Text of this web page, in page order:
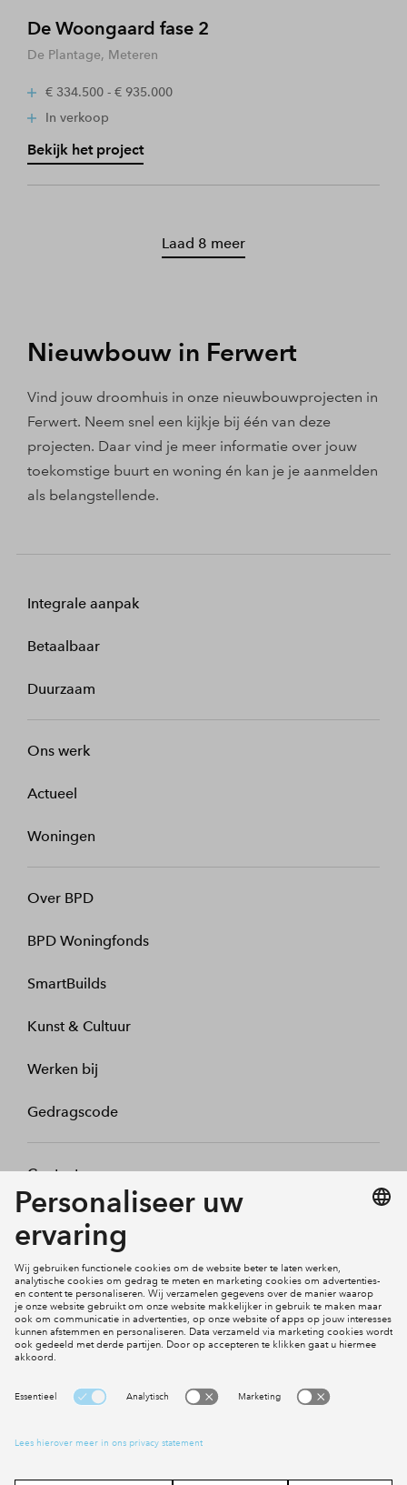
De Woongaard fase 2
De Plantage, Meteren
€ 334.500 - € 935.000
In verkoop
Bekijk het project
Laad 8 meer
Nieuwbouw in Ferwert
Vind jouw droomhuis in onze nieuwbouwprojecten in
Ferwert. Neem snel een kijkje bij één van deze
projecten. Daar vind je meer informatie over jouw
toekomstige buurt en woning én kan je je aanmelden
als belangstellende.
Integrale aanpak
Betaalbaar
Duurzaam
Ons werk
Actueel
Woningen
Over BPD
BPD Woningfonds
SmartBuilds
Kunst & Cultuur
Werken bij
Gedragscode
Contact
Mijn profiel
Social Media
Cookies